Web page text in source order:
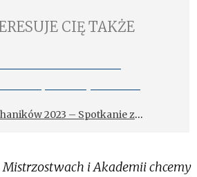
CIĘ TAKŻE
2023 – Spotkanie z
Mistrzostwach i Akademii chcemy